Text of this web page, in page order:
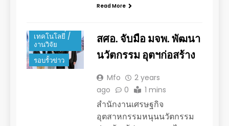
Read More
นวัตกรรม /
เทคโนโลยี /
งานวิจัย
รอบรั้วข่าว
สศอ. จับมือ มจพ. พัฒนา
นวัตกรรม อุตฯก่อสร้าง
Mfo
2 years
ago
0 1 mins
สำนักงานเศรษฐกิจ
อุตสาหกรรมหนุนนวัตกรรม